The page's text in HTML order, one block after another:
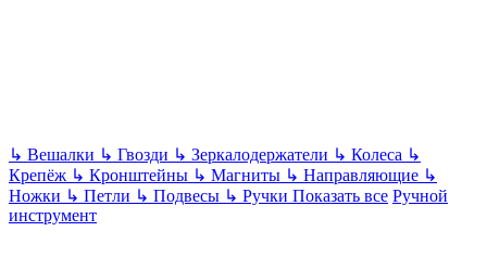
↳ Вешалки ↳ Гвозди ↳ Зеркалодержатели ↳ Колеса ↳
Крепёж ↳ Кронштейны ↳ Магниты ↳ Направляющие ↳
Ножки ↳ Петли ↳ Подвесы ↳ Ручки Показать все Ручной
инструмент